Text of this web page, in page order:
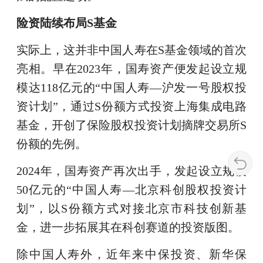
险资陆续布局S基金
实际上，这并非中国人寿在S基金领域的首次
亮相。早在2023年，国寿资产便发起设立规
模达118亿元的“中国人寿—沪发一号股权投
资计划”，通过S份额方式投资上海集成电路
基金，开创了保险股权投资计划摘牌交易所S
份额的先例。
2024年，国寿资产再次出手，发起设立规模
50亿元的“中国人寿—北京科创股权投资计
划”，以S份额方式对接北京市科技创新基
金，进一步拓展其在科创赛道的投资版图。
除中国人寿外，近年来中保投资、新华保